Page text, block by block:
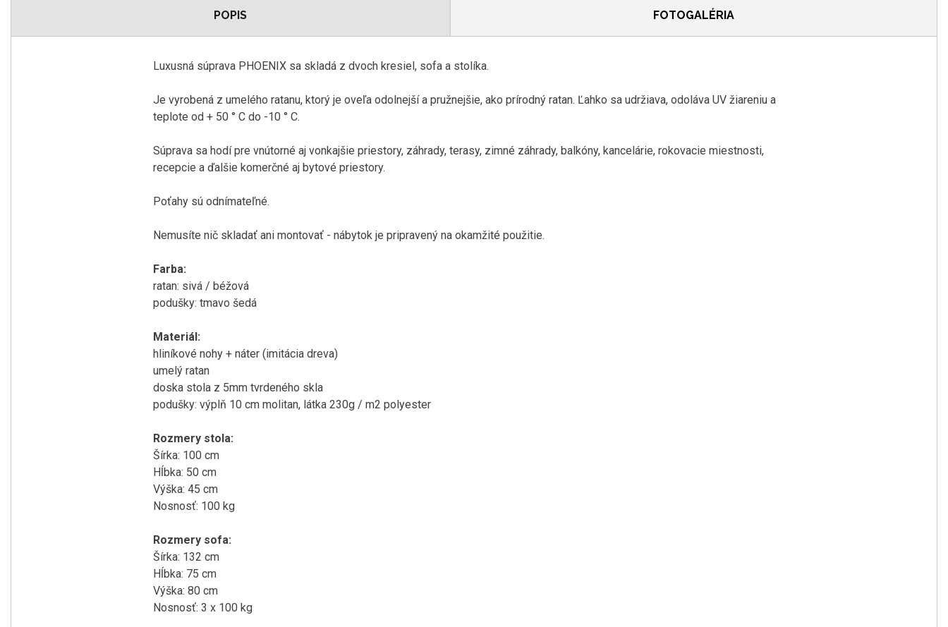
POPIS FOTOGALÉRIA
Luxusná súprava PHOENIX sa skladá z dvoch kresiel, sofa a stolíka.
Je vyrobená z umelého ratanu, ktorý je oveľa odolnejší a pružnejšie, ako prírodný ratan. Ľahko sa udržiava, odoláva UV žiareniu a
teplote od + 50 ° C do -10 ° C.
Súprava sa hodí pre vnútorné aj vonkajšie priestory, záhrady, terasy, zimné záhrady, balkóny, kancelárie, rokovacie miestnosti,
recepcie a ďalšie komerčné aj bytové priestory.
Poťahy sú odnímateľné.
Nemusíte nič skladať ani montovať - ​​nábytok je pripravený na okamžité použitie.
Farba:
ratan: sivá / béžová
podušky: tmavo šedá
Materiál:
hliníkové nohy + náter (imitácia dreva)
umelý ratan
doska stola z 5mm tvrdeného skla
podušky: výplň 10 cm molitan, látka 230g / m2 polyester
Rozmery stola:
Šírka: 100 cm
Hĺbka: 50 cm
Výška: 45 cm
Nosnosť: 100 kg
Rozmery sofa:
Šírka: 132 cm
Hĺbka: 75 cm
Výška: 80 cm
Nosnosť: 3 x 100 kg